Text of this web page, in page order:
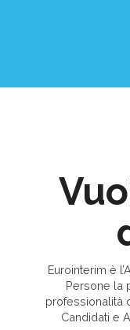
Eurointerim è
Persone la
professionalità
Candidati e